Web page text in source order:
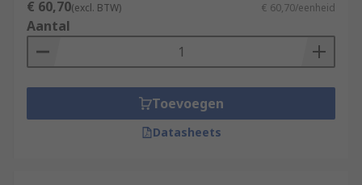
€ 60,70(excl. BTW) € 60,70/eenheid
Aantal
Toevoegen
Datasheets